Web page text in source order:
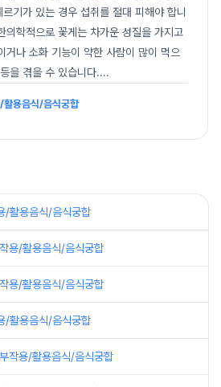
기가 있는 경우 섭취를 절대 피해야 합니
의학적으로 꽃게는 차가운 성질을 가지고
거나 소화 기능이 약한 사람이 많이 먹으
을 겪을 수 있습니다....
활용음식/음식궁합
/활용음식/음식궁합
용/활용음식/음식궁합
용/활용음식/음식궁합
/활용음식/음식궁합
작용/활용음식/음식궁합